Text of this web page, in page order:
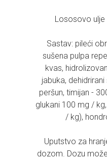
Lososovo
Sastav: pileći
sušena pulpa
kvas,
jabuka,
peršun, timijan -
glukani 100 mg /
/ kg),
Uputstvo za
dozom. Dozu